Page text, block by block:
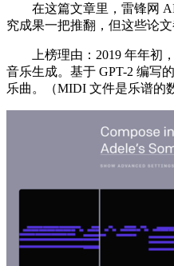
在这篇文章里，雷锋网 AI
究成果一把推翻，但这些论
上榜理由：2019 年年初，
音乐生成。基于 GPT-2 编写
乐曲。（MIDI 文件是乐谱的